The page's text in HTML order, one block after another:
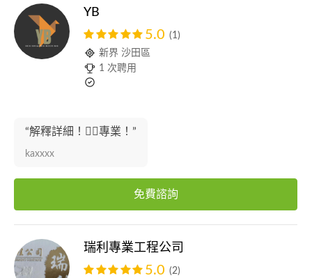
YB
5.0 (1)
新界 沙田區
1 次聘用
“解釋詳細！👍🏻專業！”
kaxxxx
免費諮詢
瑞利專業工程公司
5.0 (2)